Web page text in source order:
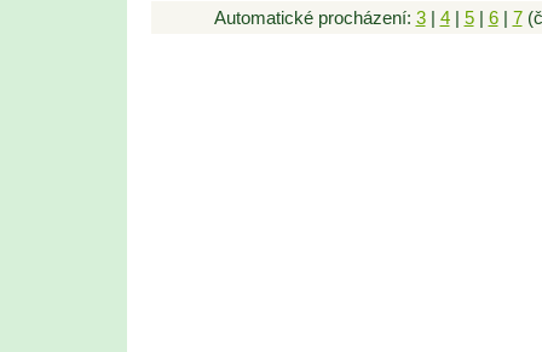
Automatické procházení: 3| 4| 5| 6| 7